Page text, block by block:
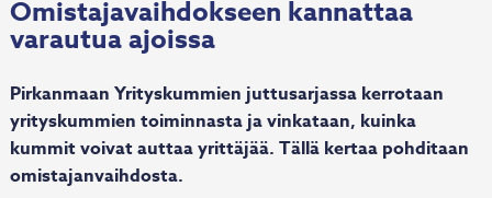
Omistajavaihdokseen kannattaa
varautua ajoissa
Pirkanmaan Yrityskummien juttusarjassa kerrotaan
yrityskummien toiminnasta ja vinkataan, kuinka
kummit voivat auttaa yrittäjää. Tällä kertaa pohditaan
omistajanvaihdosta.